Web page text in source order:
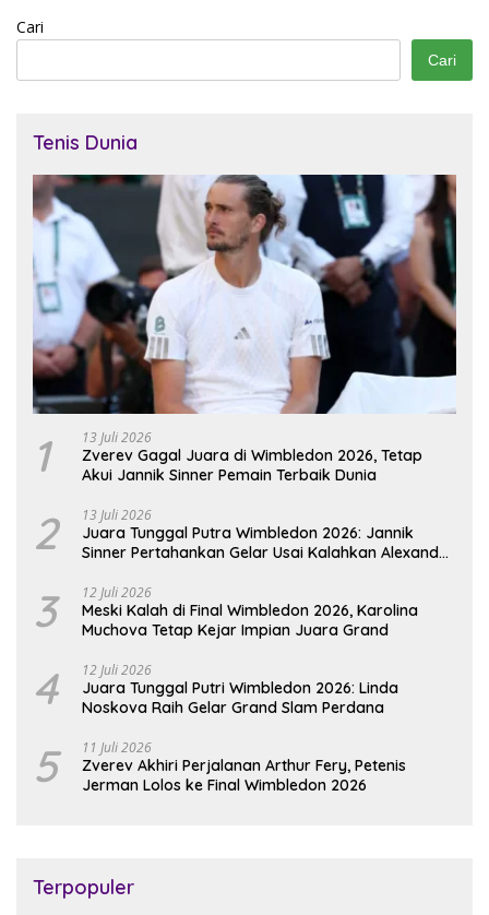
Cari
Cari
Tenis Dunia
1 13 Juli 2026
Zverev Gagal Juara di Wimbledon 2026, Tetap
Akui Jannik Sinner Pemain Terbaik Dunia
2 13 Juli 2026
Juara Tunggal Putra Wimbledon 2026: Jannik
Sinner Pertahankan Gelar Usai Kalahkan Alexander
3 12 Juli 2026
Meski Kalah di Final Wimbledon 2026, Karolina
Muchova Tetap Kejar Impian Juara Grand
4 12 Juli 2026
Juara Tunggal Putri Wimbledon 2026: Linda
Noskova Raih Gelar Grand Slam Perdana
5 11 Juli 2026
Zverev Akhiri Perjalanan Arthur Fery, Petenis
Jerman Lolos ke Final Wimbledon 2026
Terpopuler